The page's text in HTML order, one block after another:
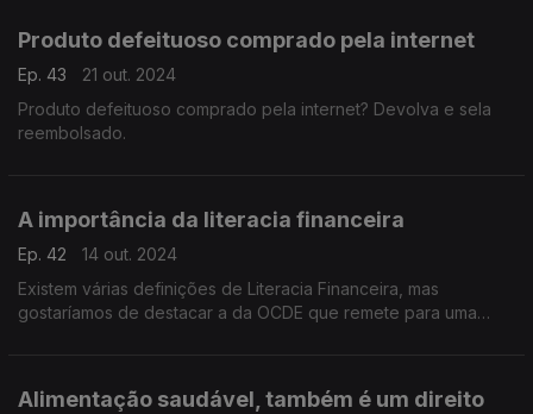
Produto defeituoso comprado pela internet
Ep. 43
21 out. 2024
Produto defeituoso comprado pela internet? Devolva e sela
reembolsado.
A importância da literacia financeira
Ep. 42
14 out. 2024
Existem várias definições de Literacia Financeira, mas
gostaríamos de destacar a da OCDE que remete para uma
Alimentação saudável, também é um direito